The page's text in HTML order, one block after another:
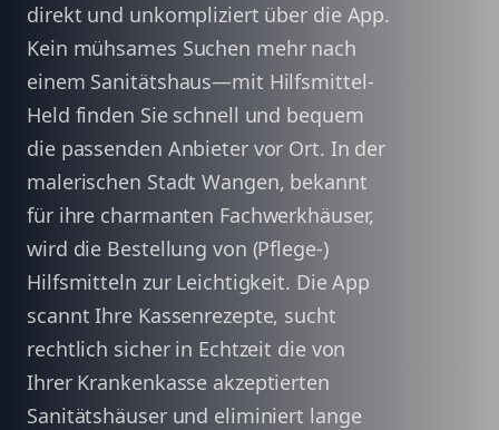
direkt und unkompliziert über die App.
Kein mühsames Suchen mehr nach
einem Sanitätshaus—mit Hilfsmittel-
Held finden Sie schnell und bequem
die passenden Anbieter vor Ort. In der
malerischen Stadt Wangen, bekannt
für ihre charmanten Fachwerkhäuser,
wird die Bestellung von (Pflege-)
Hilfsmitteln zur Leichtigkeit. Die App
scannt Ihre Kassenrezepte, sucht
rechtlich sicher in Echtzeit die von
Ihrer Krankenkasse akzeptierten
Sanitätshäuser und eliminiert lange